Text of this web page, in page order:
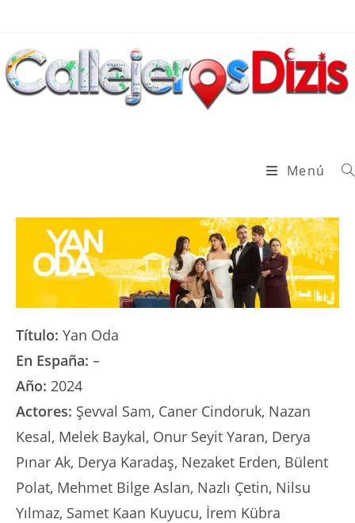
contenido
Menú
Título: Yan Oda
En España: –
Año: 2024
Actores: Şevval Sam, Caner Cindoruk, Nazan
Kesal, Melek Baykal, Onur Seyit Yaran, Derya
Pınar Ak, Derya Karadaş, Nezaket Erden, Bülent
Polat, Mehmet Bilge Aslan, Nazlı Çetin, Nilsu
Yılmaz, Samet Kaan Kuyucu, İrem Kübra